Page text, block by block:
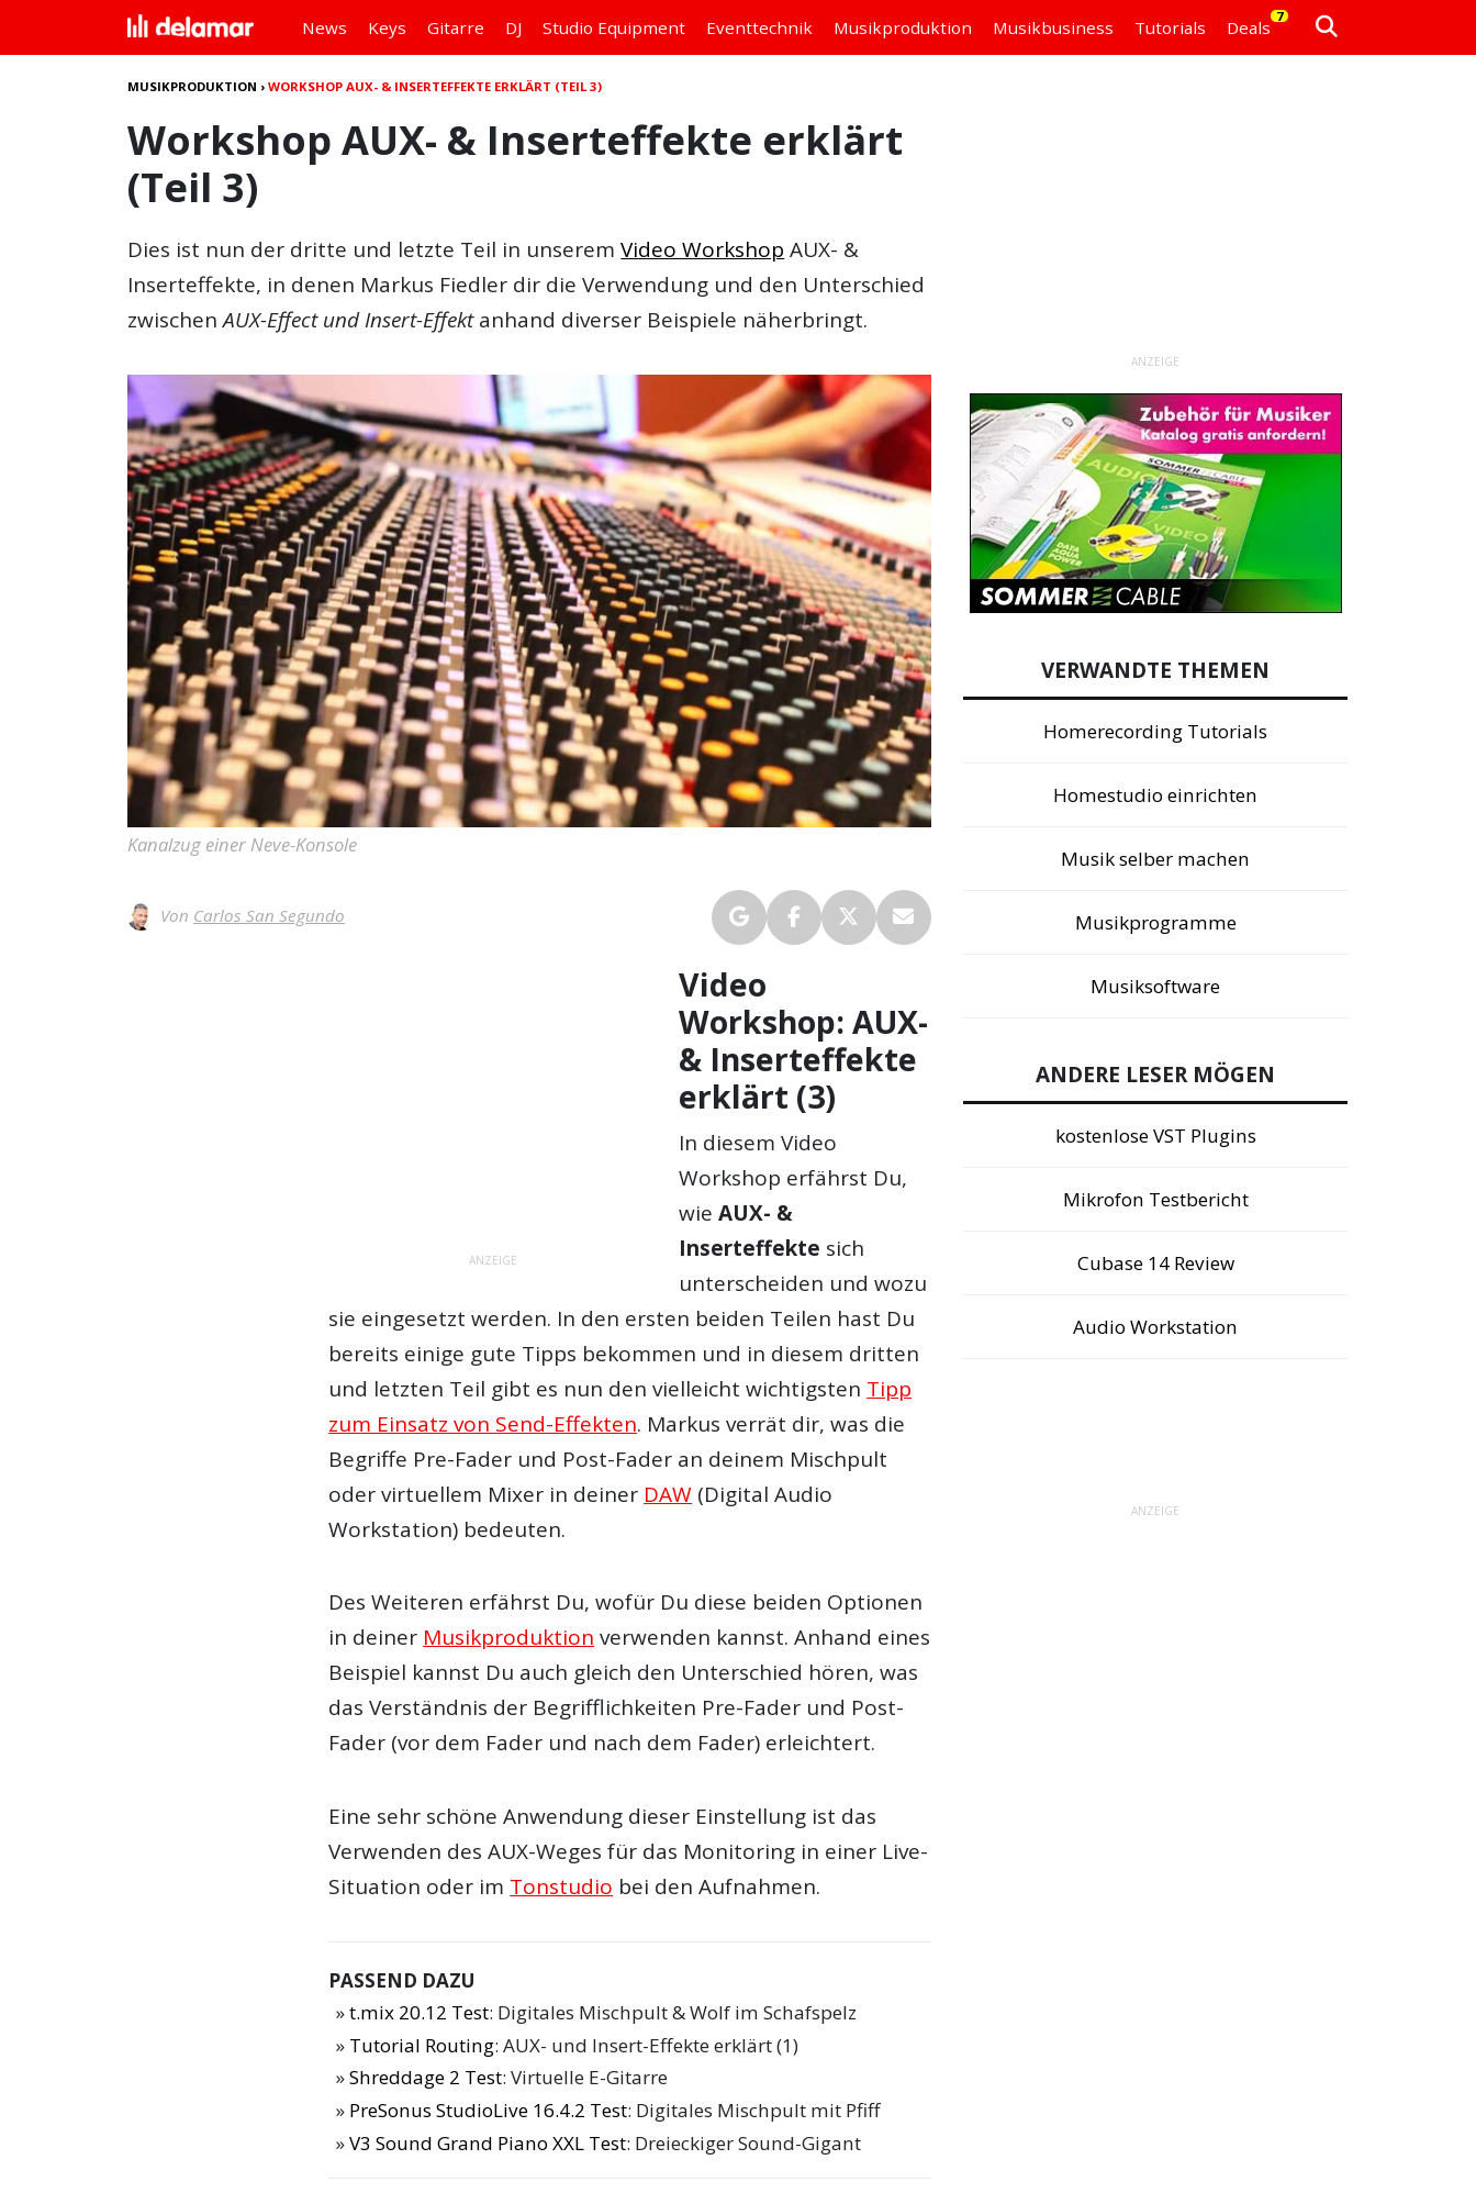
News Keys Gitarre DJ Studio Equipment Eventtechnik Musikproduktion Musikbusiness Tutorials Deals
7
MUSIKPRODUKTION ›WORKSHOP AUX- & INSERTEFFEKTE ERKLÄRT (TEIL 3)
Workshop AUX- & Inserteffekte erklärt
(Teil 3)
Dies ist nun der dritte und letzte Teil in unseremVideo Workshop AUX- &
Inserteffekte, in denen Markus Fiedler dir die Verwendung und den Unterschied
zwischenAUX-Effect und Insert-Effektanhand diverser Beispiele näherbringt.
Kanalzug einer Neve-Konsole
Von Carlos San Segundo
ANZEIGE
Video
Workshop: AUX-
& Inserteffekte
erklärt (3)
In diesem Video
Workshop erfährst Du,
wieAUX- &
Inserteffekte sich
unterscheiden und wozu
sie eingesetzt werden. In den ersten beiden Teilen hast Du
bereits einige gute Tipps bekommen und in diesem dritten
und letzten Teil gibt es nun den vielleicht wichtigsten Tipp
zum Einsatz von Send-Effekten. Markus verrät dir, was die
Begriffe Pre-Fader und Post-Fader an deinem Mischpult
oder virtuellem Mixer in deiner DAW (Digital Audio
Workstation) bedeuten.
Des Weiteren erfährst Du, wofür Du diese beiden Optionen
in deiner Musikproduktion verwenden kannst. Anhand eines
Beispiel kannst Du auch gleich den Unterschied hören, was
das Verständnis der Begrifflichkeiten Pre-Fader und Post-
Fader (vor dem Fader und nach dem Fader) erleichtert.
Eine sehr schöne Anwendung dieser Einstellung ist das
Verwenden des AUX-Weges für das Monitoring in einer Live-
Situation oder im Tonstudio bei den Aufnahmen.
PASSEND DAZU
t.mix 20.12 Test: Digitales Mischpult & Wolf im Schafspelz
Tutorial Routing: AUX- und Insert-Effekte erklärt (1)
Shreddage 2 Test: Virtuelle E-Gitarre
PreSonus StudioLive 16.4.2 Test: Digitales Mischpult mit Pfiff
V3 Sound Grand Piano XXL Test: Dreieckiger Sound-Gigant
ANZEIGE
VERWANDTE THEMEN
Homerecording Tutorials
Homestudio einrichten
Musik selber machen
Musikprogramme
Musiksoftware
ANDERE LESER MÖGEN
kostenlose VST Plugins
Mikrofon Testbericht
Cubase 14 Review
Audio Workstation
ANZEIGE